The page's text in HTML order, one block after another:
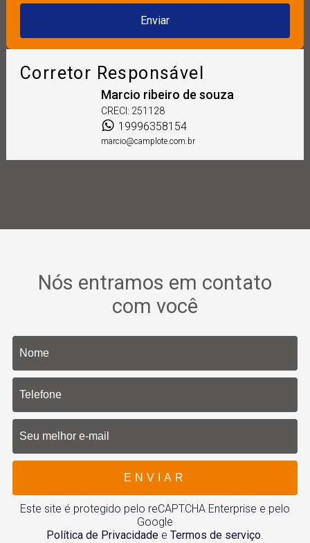
Corretor Responsável
Marcio ribeiro de souza
CRECI: 251128
19996358154
marcio@camplote.com.br
Nós entramos em contato
com você
Este site é protegido pelo reCAPTCHA Enterprise e pelo
Google
Política de Privacidade e Termos de serviço.